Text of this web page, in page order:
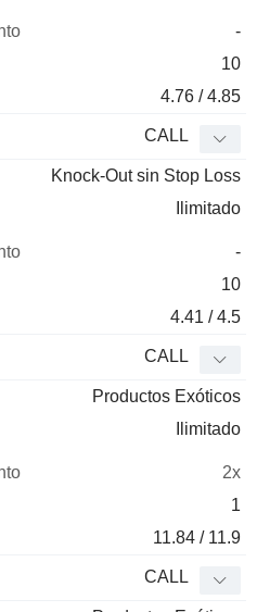
-
10
4.76 / 4.85
CALL
Knock-Out sin Stop Loss
Ilimitado
-
10
4.41 / 4.5
CALL
Productos Exóticos
Ilimitado
2x
1
11.84 / 11.9
CALL